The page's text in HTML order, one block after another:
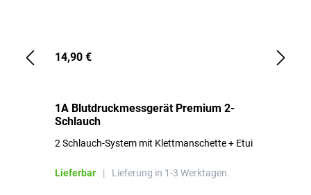
14,90 €
1A Blutdruckmessgerät Premium 2-
Schlauch
2 Schlauch-System mit Klettmanschette + Etui
Lieferbar | Lieferung in 1-3 Werktagen.